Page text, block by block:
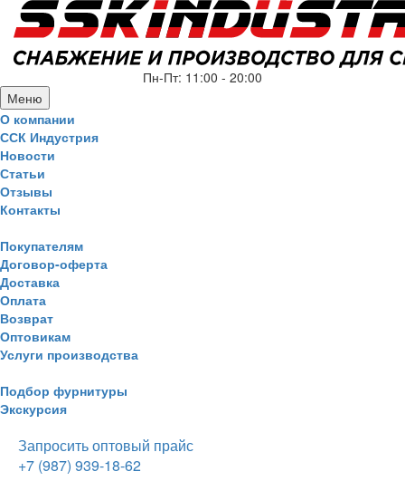
Пн-Пт: 11:00 - 20:00
Меню
О компании
ССК Индустрия
Новости
Статьи
Отзывы
Контакты
Покупателям
Договор-оферта
Доставка
Оплата
Возврат
Оптовикам
Услуги производства
Подбор фурнитуры
Экскурсия
Запросить оптовый прайс
+7 (987) 939-18-62